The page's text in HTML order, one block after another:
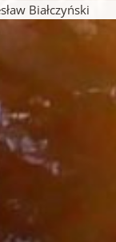
Białczyński